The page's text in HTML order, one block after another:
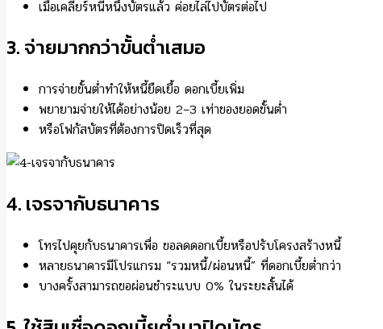
เมื่อเคลียร์หนี้หนึ่งบัตรแล้ว ค่อยไล่ไปบัตรต่อไป
3. จ่ายมากกว่าขั้นต่ำเสมอ
การจ่ายขั้นต่ำทำให้หนี้ยืดเยื้อ ดอกเบี้ยเพิ่ม
พยายามจ่ายให้ได้อย่างน้อย 2–3 เท่าของยอดขั้นต่ำ
หรือโฟกัสบัตรที่ต้องการปิดเร็วที่สุด
4. เจรจากับธนาคาร
โทรไปคุยกับธนาคารเพื่อ ขอลดดอกเบี้ยหรือปรับโครงสร้างหนี้
หลายธนาคารมีโปรแกรม “รวมหนี้/ผ่อนหนี้” ที่ดอกเบี้ยต่ำกว่า
บางครั้งสามารถขอผ่อนชำระแบบ 0% ในระยะสั้นได้